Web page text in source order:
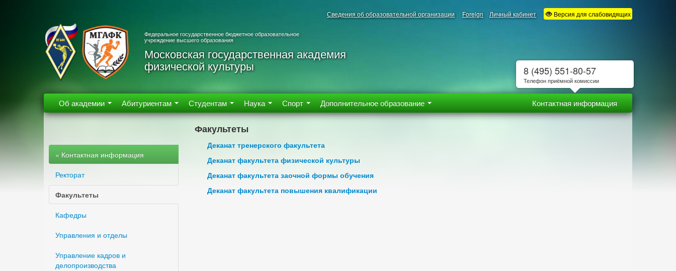
Сведения об образовательной организации Foreign Личный кабинет Версия для слабовидящих
Федеральное государственное бюджетное образовательное
учреждение высшего образования
Московская государственная академия
физической культуры
Об академии Абитуриентам Студентам Наука Спорт Дополнительное образование Контактная информация
« Контактная информация
Ректорат
Факультеты
Кафедры
Управления и отделы
Управление кадров и
делопроизводства
Факультеты
Деканат тренерского факультета
Деканат факультета физической культуры
Деканат факультета заочной формы обучения
Деканат факультета повышения квалификации
8 (495) 551-80-57
Телефон приёмной комиссии